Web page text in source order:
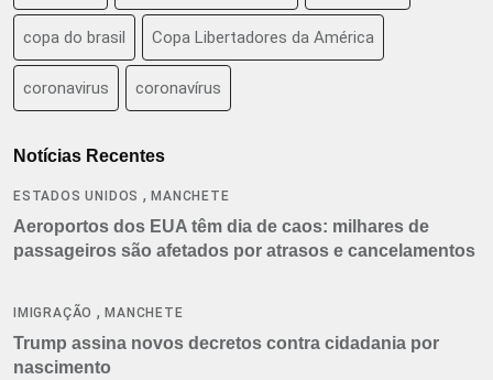
copa do brasil Copa Libertadores da América
coronavirus coronavírus
Notícias Recentes
ESTADOS UNIDOS ,MANCHETE
Aeroportos dos EUA têm dia de caos: milhares de
passageiros são afetados por atrasos e cancelamentos
IMIGRAÇÃO ,MANCHETE
Trump assina novos decretos contra cidadania por
nascimento